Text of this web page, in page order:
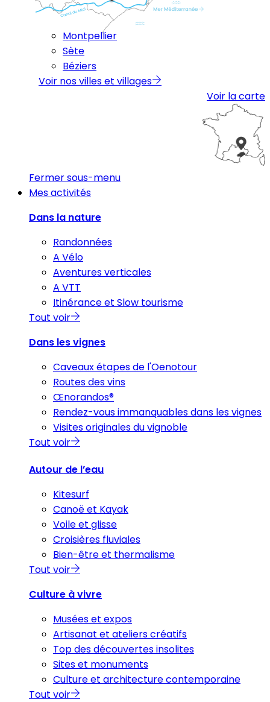
Montpellier
Sète
Béziers
Voir nos villes et villages
Voir la carte
Fermer sous-menu
Mes activités
Dans la nature
Randonnées
A Vélo
Aventures verticales
A VTT
Itinérance et Slow tourisme
Tout voir
Dans les vignes
Caveaux étapes de l'Oenotour
Routes des vins
Œnorandos®
Rendez-vous immanquables dans les vignes
Visites originales du vignoble
Tout voir
Autour de l’eau
Kitesurf
Canoë et Kayak
Voile et glisse
Croisières fluviales
Bien-être et thermalisme
Tout voir
Culture à vivre
Musées et expos
Artisanat et ateliers créatifs
Top des découvertes insolites
Sites et monuments
Culture et architecture contemporaine
Tout voir